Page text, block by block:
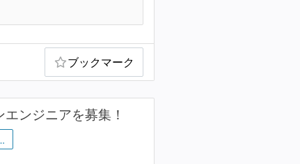
ブックマーク
ンジニアを募集！